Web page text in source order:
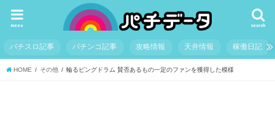
search
menu
パチスロ記事 パチンコ記事 攻略情報 天井情報 稼働日記
HOME その他 輪るピングドラム 賛否あるもの一定のファンを獲得した模様